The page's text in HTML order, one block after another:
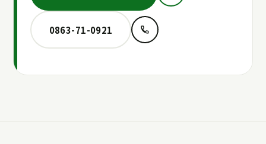
0863-71-0921